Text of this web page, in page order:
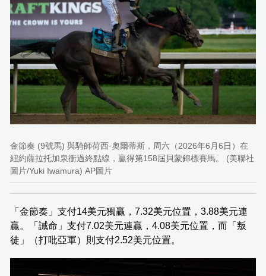
金節奏 (9號馬) 與騎師荷西·奧爾蒂斯，周六（2026年6月6日）在
紐約薩拉托加泉衝過終點線，贏得第158屆貝蒙錦標賽馬。 (美聯社
圖片/Yuki Iwamura) AP圖片
「金節奏」支付14美元獨贏，7.32美元位置，3.88美元連
贏。「誡命」支付7.02美元連贏，4.08美元位置，而「叛
徒」（打吡亞軍）則支付2.52美元位置。